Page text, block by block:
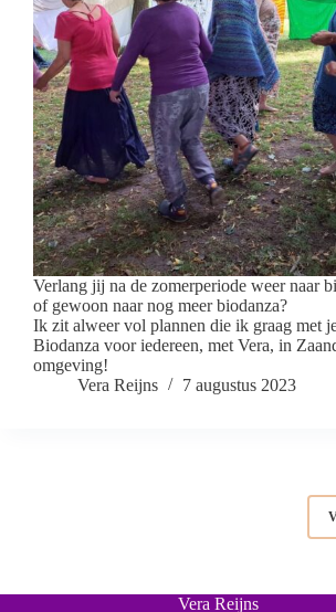
Verlang jij na de zomerperiode weer naar
of gewoon naar nog meer biodanza?
Ik zit alweer vol plannen die ik graag met
Biodanza voor iedereen, met Vera, in
omgeving!
Vera Reijns
7 augustus 2023
Vera Reijns